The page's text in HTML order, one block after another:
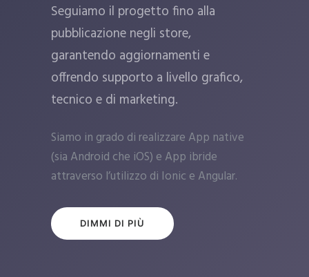
Seguiamo il progetto fino alla
pubblicazione negli store,
garantendo aggiornamenti e
offrendo supporto a livello grafico,
tecnico e di marketing.
Siamo in grado di realizzare App native
(sia Android che iOS) e App ibride
attraverso l’utilizzo di Ionic e Angular.
DIMMI DI PIÙ